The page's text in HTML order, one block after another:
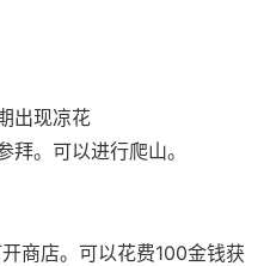
出现凉花
。可以进行爬山。
商店。可以花费100金钱获